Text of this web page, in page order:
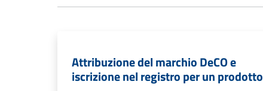
Attribuzione del marchio DeCO e
iscrizione nel registro per un prodotto